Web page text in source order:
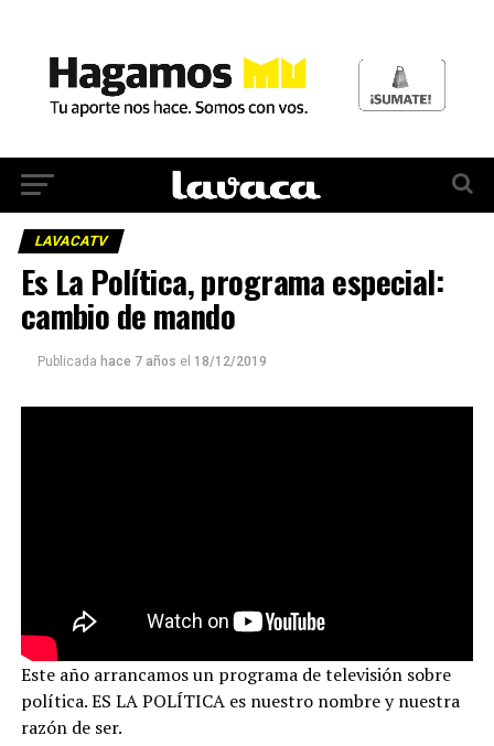
LAVACATV
Es La Política, programa especial:
cambio de mando
Publicada hace 7 años el 18/12/2019
Este año arrancamos un programa de televisión sobre
política. ES LA POLÍTICA es nuestro nombre y nuestra
razón de ser.